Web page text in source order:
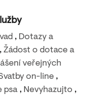
– Nečekané léto
, Dotazy a
, Žádost o dotace a
veřejných
on-line,
psa, Nevyhazujto ,